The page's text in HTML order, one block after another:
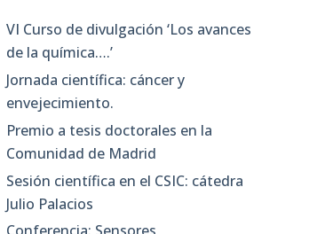
VI Curso de divulgación ‘Los avances
de la química….’
Jornada científica: cáncer y
envejecimiento.
Premio a tesis doctorales en la
Comunidad de Madrid
Sesión científica en el CSIC: cátedra
Julio Palacios